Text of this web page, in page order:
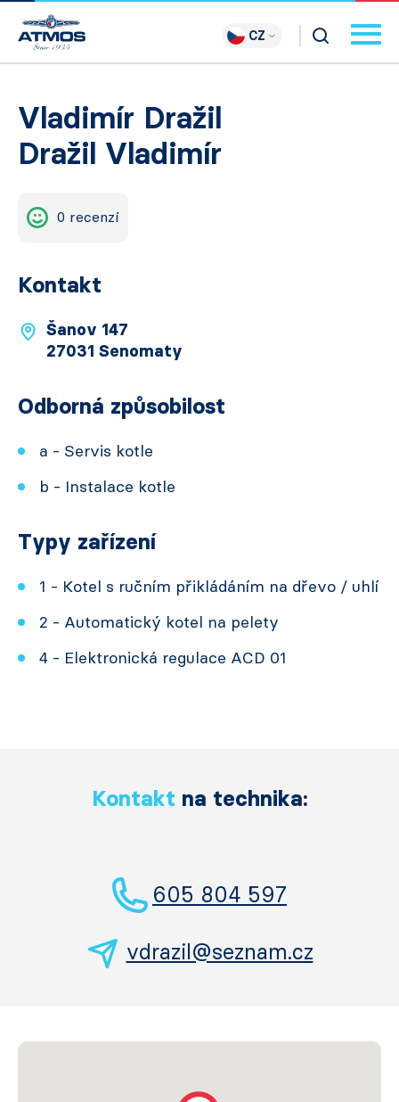
CZ
Vladimír Dražil
Dražil Vladimír
0 recenzí
Kontakt
Šanov 147
27031 Senomaty
Odborná způsobilost
a - Servis kotle
b - Instalace kotle
Typy zařízení
1 - Kotel s ručním přikládáním na dřevo / uhlí
2 - Automatický kotel na pelety
4 - Elektronická regulace ACD 01
Kontakt na technika:
605 804 597
vdrazil@seznam.cz